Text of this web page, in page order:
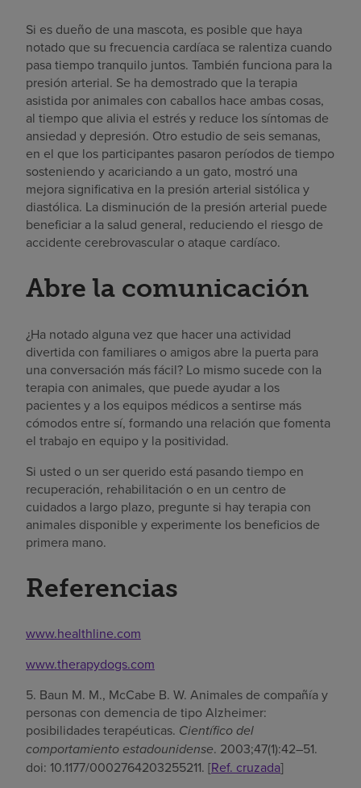
Si es dueño de una mascota, es posible que haya
notado que su frecuencia cardíaca se ralentiza cuando
pasa tiempo tranquilo juntos. También funciona para la
presión arterial. Se ha demostrado que la terapia
asistida por animales con caballos hace ambas cosas,
al tiempo que alivia el estrés y reduce los síntomas de
ansiedad y depresión. Otro estudio de seis semanas,
en el que los participantes pasaron períodos de tiempo
sosteniendo y acariciando a un gato, mostró una
mejora significativa en la presión arterial sistólica y
diastólica. La disminución de la presión arterial puede
beneficiar a la salud general, reduciendo el riesgo de
accidente cerebrovascular o ataque cardíaco.
Abre la comunicación
¿Ha notado alguna vez que hacer una actividad
divertida con familiares o amigos abre la puerta para
una conversación más fácil? Lo mismo sucede con la
terapia con animales, que puede ayudar a los
pacientes y a los equipos médicos a sentirse más
cómodos entre sí, formando una relación que fomenta
el trabajo en equipo y la positividad.
Si usted o un ser querido está pasando tiempo en
recuperación, rehabilitación o en un centro de
cuidados a largo plazo, pregunte si hay terapia con
animales disponible y experimente los beneficios de
primera mano.
Referencias
www.healthline.com
www.therapydogs.com
5. Baun M. M., McCabe B. W. Animales de compañía y
personas con demencia de tipo Alzheimer:
posibilidades terapéuticas. Científico del
comportamiento estadounidense. 2003;47(1):42–51.
doi: 10.1177/0002764203255211. [Ref. cruzada]